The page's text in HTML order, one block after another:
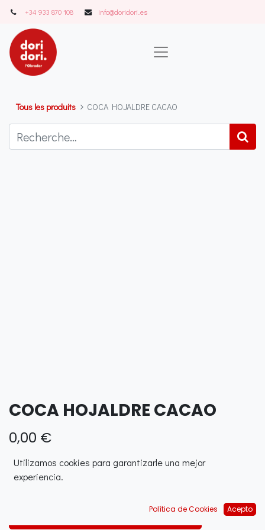
+34 933 870 108 info@doridori..es
Tous les produits COCA HOJALDRE CACAO
COCA HOJALDRE CACAO
0,00 €
AJOUTER AU PANIER
Utilizamos cookies para garantizarle una mejor
experiencia.
Política de Cookies Acepto